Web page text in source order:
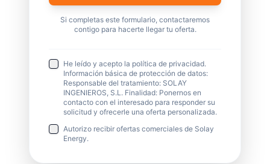
Si completas este formulario, contactaremos
contigo para hacerte llegar tu oferta.
He leído y acepto la política de privacidad.
Información básica de protección de datos:
Responsable del tratamiento: SOLAY
INGENIEROS, S.L. Finalidad: Ponernos en
contacto con el interesado para responder su
solicitud y ofrecerle una oferta personalizada.
Autorizo recibir ofertas comerciales de Solay
Energy.